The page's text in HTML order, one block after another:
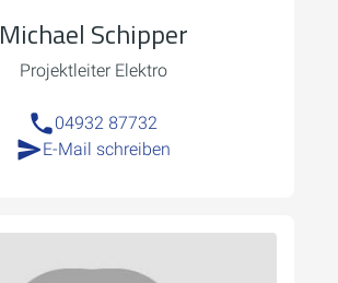
Michael Schipper
Projektleiter Elektro
04932 87732
E-Mail schreiben